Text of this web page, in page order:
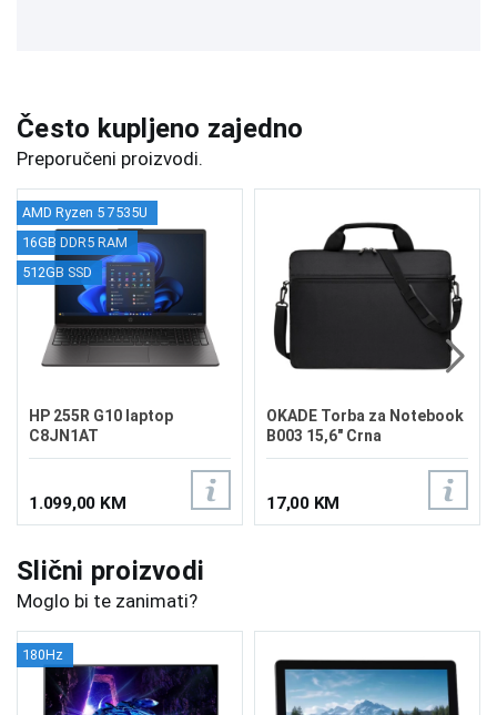
Često kupljeno zajedno
Preporučeni proizvodi.
AMD Ryzen 5 7535U
16GB DDR5 RAM
512GB SSD
HP 255R G10 laptop
C8JN1AT
1.099,00 KM
OKADE Torba za Notebook
B003 15,6" Crna
17,00 KM
Slični proizvodi
Moglo bi te zanimati?
180Hz